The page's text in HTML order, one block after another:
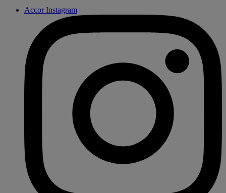
Accor Instagram